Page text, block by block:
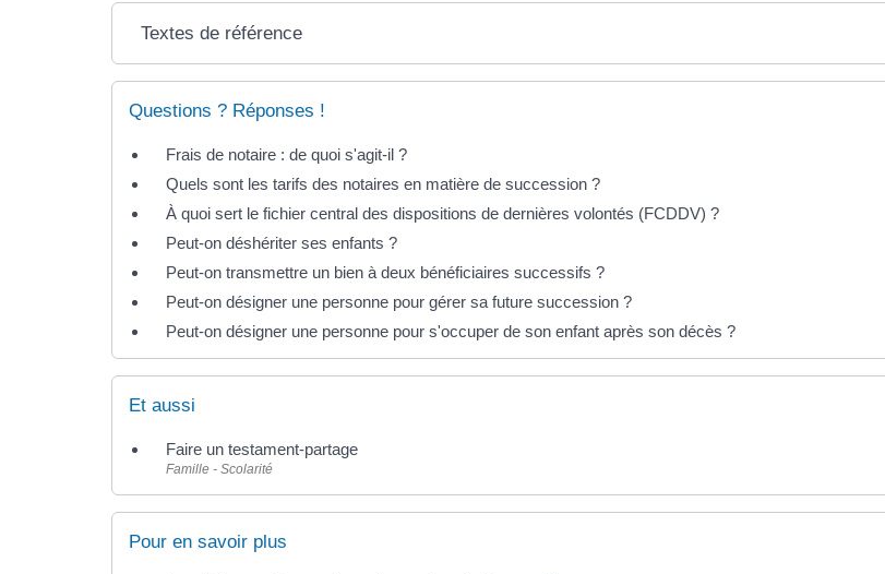
Textes de référence
Questions ? Réponses !
Frais de notaire : de quoi s'agit-il ?
Quels sont les tarifs des notaires en matière de succession ?
À quoi sert le fichier central des dispositions de dernières volontés (FCDDV) ?
Peut-on déshériter ses enfants ?
Peut-on transmettre un bien à deux bénéficiaires successifs ?
Peut-on désigner une personne pour gérer sa future succession ?
Peut-on désigner une personne pour s'occuper de son enfant après son décès ?
Et aussi
Faire un testament-partage
Famille - Scolarité
Pour en savoir plus